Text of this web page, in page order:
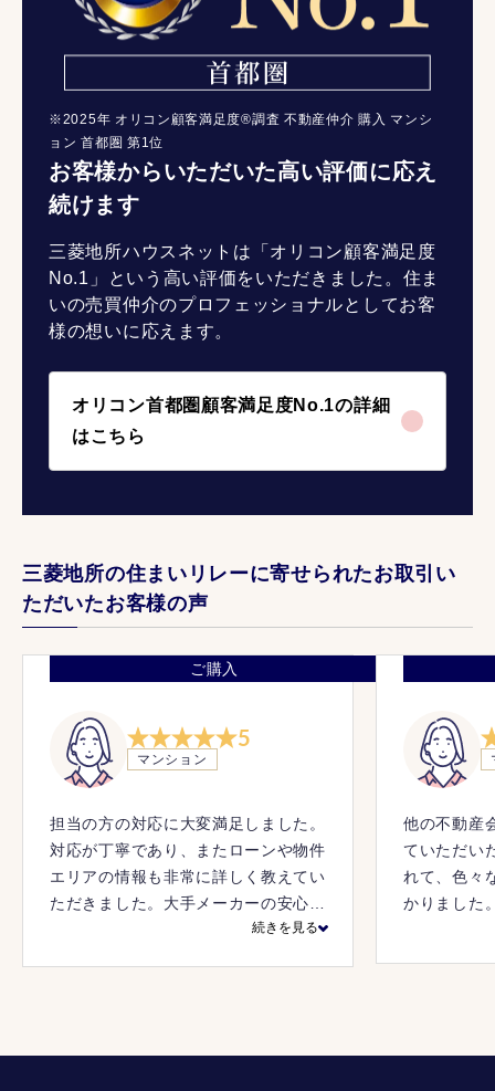
お客様からいただいた高い評価に応え
続けます
三菱地所ハウスネットは「オリコン顧客満足度
No.1」という高い評価をいただきました。住ま
いの売買仲介のプロフェッショナルとしてお客
様の想いに応えます。
オリコン首都圏顧客満足度No.1の詳細
はこちら
※2025年 オリコン顧客満足度®調査 不動産仲介 購入 マンシ
ョン 首都圏 第1位
三菱地所の住まいリレーに寄せられたお取引い
ただいたお客様の声
ご購入
5
マンション
担当の方の対応に大変満足しました。
対応が丁寧であり、またローンや物件
エリアの情報も非常に詳しく教えてい
ただきました。大手メーカーの安心
感、押し売りしないことも印象がよか
続きを見る
他の不動産
ていただい
れて、色々
かりました